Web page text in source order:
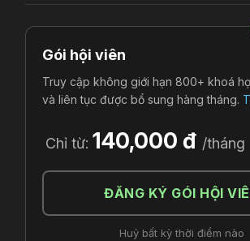
Gói hội viên
Truy cập không giới hạn 800+ khoá
và liên tục được bổ sung hàng tháng.
Chỉ từ: 140,000 đ /tháng
ĐĂNG KÝ GÓI HỘI
Huỷ bất kỳ thời điểm nào